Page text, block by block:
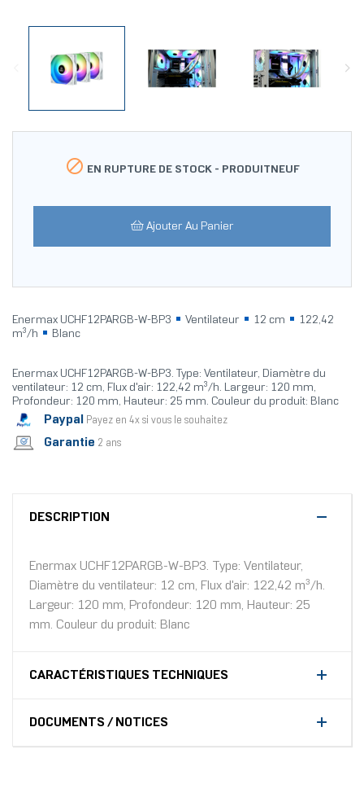
 EN RUPTURE DE STOCK - PRODUITNEUF
Ajouter Au Panier
Enermax UCHF12PARGB-W-BP3 Ventilateur 12 cm
122,42
m³/h
Blanc
Enermax UCHF12PARGB-W-BP3. Type: Ventilateur, Diamètre du
ventilateur: 12 cm, Flux d'air: 122,42 m³/h. Largeur: 120 mm,
Profondeur: 120 mm, Hauteur: 25 mm. Couleur du produit: Blanc
Paypal Payez en 4x si vous le souhaitez
Garantie 2 ans
DESCRIPTION
Enermax UCHF12PARGB-W-BP3. Type: Ventilateur,
Diamètre du ventilateur: 12 cm, Flux d'air: 122,42 m³/h.
Largeur: 120 mm, Profondeur: 120 mm, Hauteur: 25
mm. Couleur du produit: Blanc
CARACTÉRISTIQUES TECHNIQUES
DOCUMENTS / NOTICES